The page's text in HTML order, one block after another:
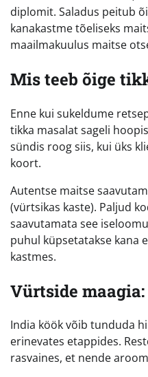
diplomit. Saladus peitub
kanakastme tõeliseks
maailmakuulus maitse
Mis teeb õige
Enne kui sukeldume
tikka masalat sageli
sündis roog siis, kui üks
koort.
Autentse maitse
(vürtsikas kaste). Paljud
saavutamata see
puhul küpsetatakse kana
kastmes.
Vürtside
India köök võib tunduda
erinevates etappides.
rasvaines, et nende